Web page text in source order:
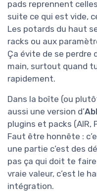
pads reprennent
suite ce qui est vide,
Les potards du haut
racks ou aux
Ça évite de se perdre
main, surtout quand
rapidement.
Dans la boîte (ou
aussi une version d’
plugins et packs (AIR,
Faut être honnête :
une partie c’est des
pas ça qui doit te
vraie valeur, c’est le
intégration.